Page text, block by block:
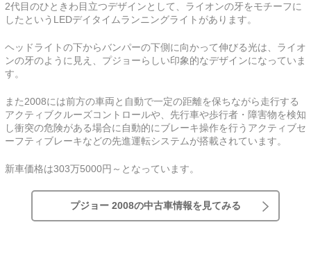
2代目のひときわ目立つデザインとして、ライオンの牙をモチーフに
したというLEDデイタイムランニングライトがあります。
ヘッドライトの下からバンパーの下側に向かって伸びる光は、ライオ
ンの牙のように見え、プジョーらしい印象的なデザインになっていま
す。
また2008には前方の車両と自動で一定の距離を保ちながら走行する
アクティブクルーズコントロールや、先行車や歩行者・障害物を検知
し衝突の危険がある場合に自動的にブレーキ操作を行うアクティブセ
ーフティブレーキなどの先進運転システムが搭載されています。
新車価格は303万5000円～となっています。
プジョー 2008の中古車情報を見てみる